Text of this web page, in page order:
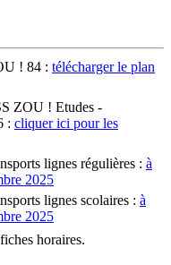
! 84 : télécharger le plan
ZOU ! Etudes -
: cliquer ici pour les
lignes régulières : à
2025
lignes scolaires : à
2025
horaires.